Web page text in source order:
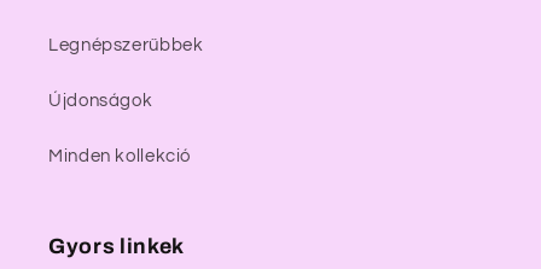
Legnépszerűbbek
Újdonságok
Minden kollekció
Gyors linkek